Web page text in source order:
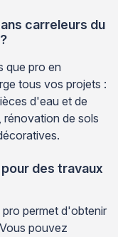
carreleurs du
que pro en
tous vos projets :
d'eau et de
rénovation de sols
des travaux
pro permet d'obtenir
pouvez